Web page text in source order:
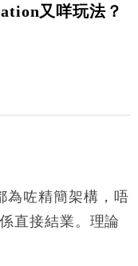
承認部分彈藥庫存緊
4億美元押注未上市公
新高 中期息增15%至
全周仍升近2%
又咩玩法？
為咗精簡架構，唔
直接結業。理論